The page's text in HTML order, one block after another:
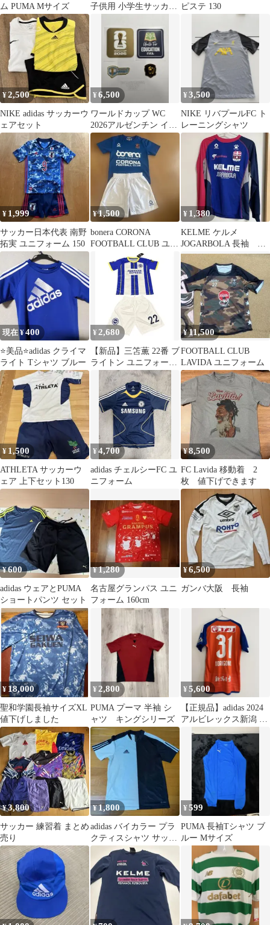
ム PUMA Mサイズ
子供用 小学生サッカー
ピステ 130
¥2,500
NIKE adidas サッカーウ
ェアセット
¥6,500
ワールドカップ WC
2026アルゼンチン イン
グランド戦 マッチデイ
全パッチ
¥3,500
NIKE リバプールFC ト
レーニングシャツ
¥ 1,999
サッカー日本代表 南野
拓実 ユニフォーム 150
¥1,500
bonera CORONA
FOOTBALL CLUB ユニ
フォーム上下150
¥ 1,380
KELME ケルメ
JOGARBOLA 長袖 サ
ッカー フットサル S
現在 ¥400
⭐️美品⭐️adidas クライマ
ライト Tシャツ ブルー
¥ 2,680
【新品】三笘薫 22番 ブ
ライトン ユニフォーム
上下セット キッズ 実寸
掲載
¥11,500
FOOTBALL CLUB
LAVIDA ユニフォーム
¥ 1,500
ATHLETA サッカーウ
ェア 上下セット130
¥4,700
adidas チェルシーFC ユ
ニフォーム
¥8,500
FC Lavida 移動着 2
枚 値下げできます
¥600
adidas ウェアとPUMA
ショートパンツ セット
¥1,280
名古屋グランパス ユニ
フォーム 160cm
¥6,500
ガンバ大阪 長袖
¥ 18,000
聖和学園長袖サイズXL
値下げしました
¥ 2,800
PUMA プーマ 半袖 シ
ャツ キングシリーズ
¥5,600
【正規品】adidas 2024
アルビレックス新潟 ホ
ームユニ 堀米悠斗
¥3,800
サッカー 練習着 まとめ
売り
¥1,800
adidas バイカラー プラ
クティスシャツ サッカ
ー フットサル
¥599
PUMA 長袖Tシャツ ブ
ルー Mサイズ